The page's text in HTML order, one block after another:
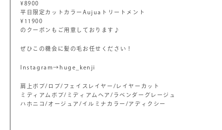
¥8900
平日限定カットカラーAujuaトリートメント
¥11900
のクーポンもご用意しております♪
ぜひこの機会に髪の毛お任せください！
Instagram→huge_kenji
肩上ボブ/ロブ/フェイスレイヤー/レイヤーカット
ミディアムボブ/ミディアムヘア/ラベンダーグレージュ
ハホニコ/オージュア/イルミナカラー/アディクシー